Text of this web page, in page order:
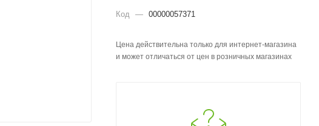
Код — 00000057371
Цена действительна только для интернет-магазина
и может отличаться от цен в розничных магазинах